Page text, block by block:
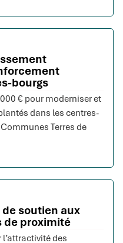
bourgs
€ pour moderniser et
dans les centres-
Terres de
soutien aux
de proximité
des